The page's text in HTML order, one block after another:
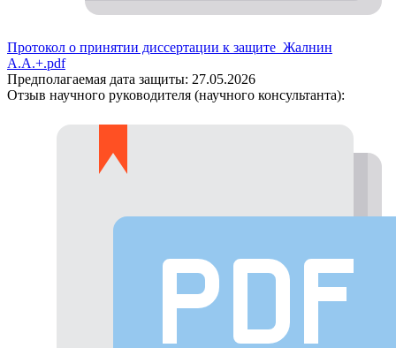
Протокол о принятии диссертации к защите_Жалнин
А.А.+.pdf
Предполагаемая дата защиты: 27.05.2026
Отзыв научного руководителя (научного консультанта):